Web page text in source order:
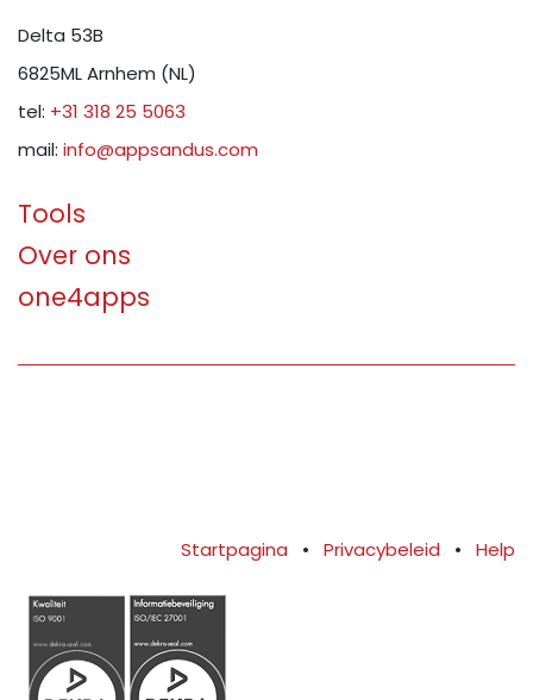
Delta 53B
6825ML Arnhem (NL)
tel: +31 318 25 5063
mail: info@appsandus.com
Tools
Over ons
one4apps
Startpagina • Privacybeleid • Help